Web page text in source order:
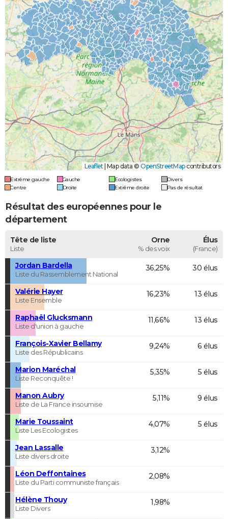
Leaflet Map data © OpenStreetMapcontributors
Extrême gauche Gauche Ecologistes
Divers
Centre
Droite Extrême droite Pas de résultat
Résultat des européennes pour le
département
Tête de liste
Liste
Orne
% des voix
Élus
(France)
Jordan Bardella
Liste du Rassemblement National
36,25% 30 élus
Valérie Hayer
Liste Ensemble
16,23% 13 élus
Raphaël Glucksmann
Liste d'union à gauche
11,66% 13 élus
François-Xavier Bellamy
Liste des Républicains
9,24% 6 élus
Marion Maréchal
Liste Reconquête !
5,35% 5 élus
Manon Aubry
Liste de La France insoumise
5,11% 9 élus
Marie Toussaint
Liste Les Ecologistes
4,07% 5 élus
Jean Lassalle
Liste divers droite
3,12%
Léon Deffontaines
Liste du Parti communiste français
2,08%
Hélène Thouy
Liste Divers
1,98%